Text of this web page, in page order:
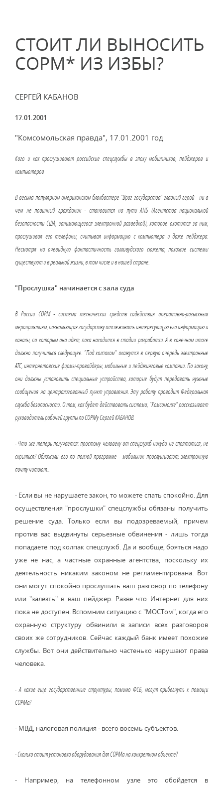
СТОИТ ЛИ ВЫНОСИТЬ
СОРМ* ИЗ ИЗБЫ?
СЕРГЕЙ КАБАНОВ
17.01.2001
"Комсомольская правда", 17.01.2001 год
Кого и как прослушивают российские спецслужбы в эпоху мобильников, пейджеров и
компьютеров
В весьма популярном американском блокбастере "Враг государства" главный герой - ни в
чем не повинный гражданин - становится на пути АНБ (Агентства национальной
безопасности США, занимающегося электронной разведкой), которое охотится за ним,
прослушивая его телефоны, считывая информацию с компьютера и даже пейджера.
Несмотря на очевидную фантастичность голливудского сюжета, похожие системы
существуют и в реальной жизни, в том числе и в нашей стране.
"Прослушка" начинается с зала суда
В России СОРМ - система технических средств содействия оперативно-розыскным
мероприятиям, позволяющая государству отслеживать интересующую его информацию и
каналы, по которым она идет, пока находится в стадии разработки. А в конечном итоге
должно получиться следующее. "Под колпаком" окажутся в первую очередь электронные
АТС, интернетовские фирмы-провайдеры, мобильные и пейджинговые компании. По закону,
они должны установить специальные устройства, которые будут передавать нужные
сообщения на централизованный пункт управления. Эту работу проводит Федеральная
служба безопасности. О том, как будет действовать система, "Комсомолке" рассказывает
руководитель рабочей группы по СОРМу Сергей КАБАНОВ.
- Что же теперь получается: простому человеку от спецслужб никуда не спрятаться, не
скрыться? Обложили его по полной программе - мобильник прослушивают, электронную
почту читают...
- Если вы не нарушаете закон, то можете спать спокойно. Для
осуществления "прослушки" спецслужбы обязаны получить
решение суда. Только если вы подозреваемый, причем
против вас выдвинуты серьезные обвинения - лишь тогда
попадаете под колпак спецслужб. Да и вообще, бояться надо
уже не нас, а частные охранные агентства, поскольку их
деятельность никаким законом не регламентирована. Вот
они могут спокойно прослушать ваш разговор по телефону
или "залезть" в ваш пейджер. Разве что Интернет для них
пока не доступен. Вспомним ситуацию с "МОСТом", когда его
охранную структуру обвинили в записи всех разговоров
своих же сотрудников. Сейчас каждый банк имеет похожие
службы. Вот они действительно частенько нарушают права
человека.
- А какие еще государственные структуры, помимо ФСБ, могут прибегнуть к помощи
СОРМа?
- МВД, налоговая полиция - всего восемь субъектов.
- Сколько стоит установка оборудования для СОРМа на конкретном объекте?
- Например, на телефонном узле это обойдется в